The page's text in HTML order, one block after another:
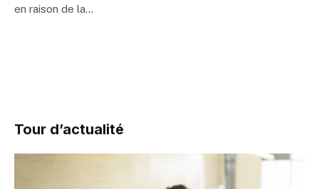
en raison de la…
Tour d’actualité